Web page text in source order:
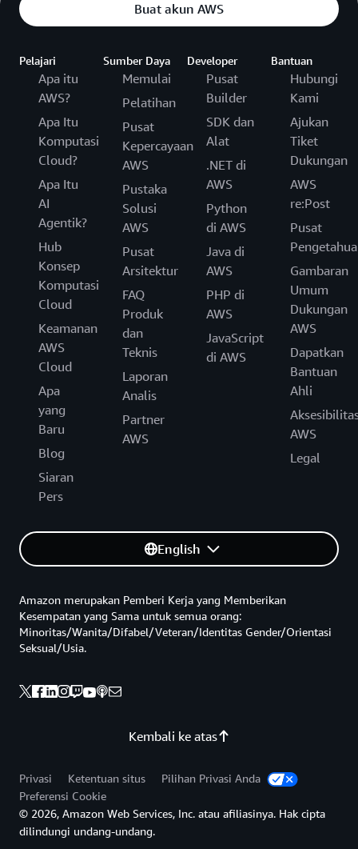
Buat akun AWS
Pelajari
Apa itu
AWS?
Apa Itu
Komputasi
Cloud?
Apa Itu
AI
Agentik?
Hub
Konsep
Komputasi
Cloud
Keamanan
AWS
Cloud
Apa
yang
Baru
Blog
Siaran
Pers
Sumber Daya
Memulai
Pelatihan
Pusat
Kepercayaan
AWS
Pustaka
Solusi
AWS
Pusat
Arsitektur
FAQ
Produk
dan
Teknis
Laporan
Analis
Partner
AWS
Developer
Pusat
Builder
SDK dan
Alat
.NET di
AWS
Python
di AWS
Java di
AWS
PHP di
AWS
JavaScript
di AWS
Bantuan
Hubungi
Kami
Ajukan
Tiket
Dukungan
AWS
re:Post
Pusat
Gambaran
Umum
Dukungan
AWS
Dapatkan
Bantuan
Ahli
AWS
Legal
English
Kembali ke atas
Amazon merupakan Pemberi Kerja yang Memberikan
Kesempatan yang Sama untuk semua orang:
Minoritas/Wanita/Difabel/Veteran/Identitas Gender/Orientasi
Seksual/Usia.
Privasi Ketentuan situs
Pilihan Privasi Anda
Preferensi Cookie
© 2026, Amazon Web Services, Inc. atau afiliasinya. Hak cipta
dilindungi undang-undang.